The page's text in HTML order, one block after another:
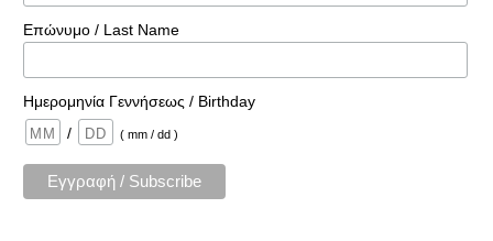
Επώνυμο / Last Name
Ημερομηνία Γεννήσεως / Birthday
/
( mm / dd )